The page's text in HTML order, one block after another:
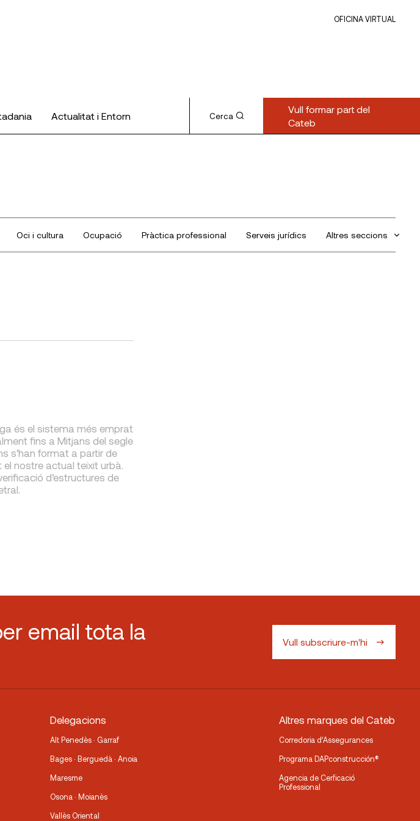
OFICINA VIRTUAL
Actualitat i Entorn Cerca
Vull formar part del
Cateb
Oci i cultura Ocupació Pràctica professional Serveis jurídics Altres seccions
és el sistema més emprat
fins a Mitjans del segle
s’han format a partir de
nostre actual teixit urbà.
d’estructures de
email tota la
Vull subscriure-m'hi
Delegacions
Alt Penedès · Garraf
Bages · Berguedà · Anoia
Maresme
Osona · Moianès
Vallès Oriental
Altres marques del Cateb
Corredoria d’Assegurances
Programa DAPconstrucción®
Agencia de Cerficació
Professional